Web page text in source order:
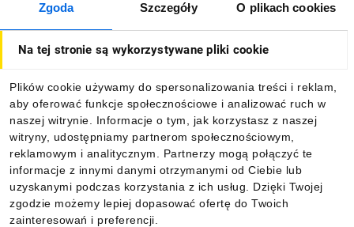
Zgoda Szczegóły O plikach cookies
Na tej stronie są wykorzystywane pliki cookie
Plików cookie używamy do spersonalizowania treści i reklam,
aby oferować funkcje społecznościowe i analizować ruch w
naszej witrynie. Informacje o tym, jak korzystasz z naszej
witryny, udostępniamy partnerom społecznościowym,
reklamowym i analitycznym. Partnerzy mogą połączyć te
informacje z innymi danymi otrzymanymi od Ciebie lub
uzyskanymi podczas korzystania z ich usług. Dzięki Twojej
zgodzie możemy lepiej dopasować ofertę do Twoich
zainteresowań i preferencji.
O firmie
Informacje
Pobierz naszą aplikację mobilną: